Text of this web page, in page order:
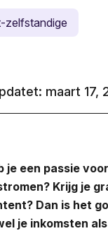
zelfstandige
maart 17,
je een passie
Krijg je
Dan is het
je inkomsten